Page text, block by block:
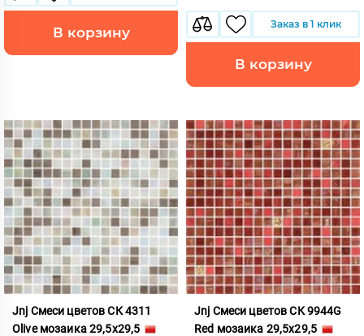
В корзину
Заказ в 1 клик
В корзину
Jnj Смеси цветов СК 4311
Olive мозаика 29,5x29,5
Jnj Смеси цветов СК 9944G
Red мозаика 29,5x29,5